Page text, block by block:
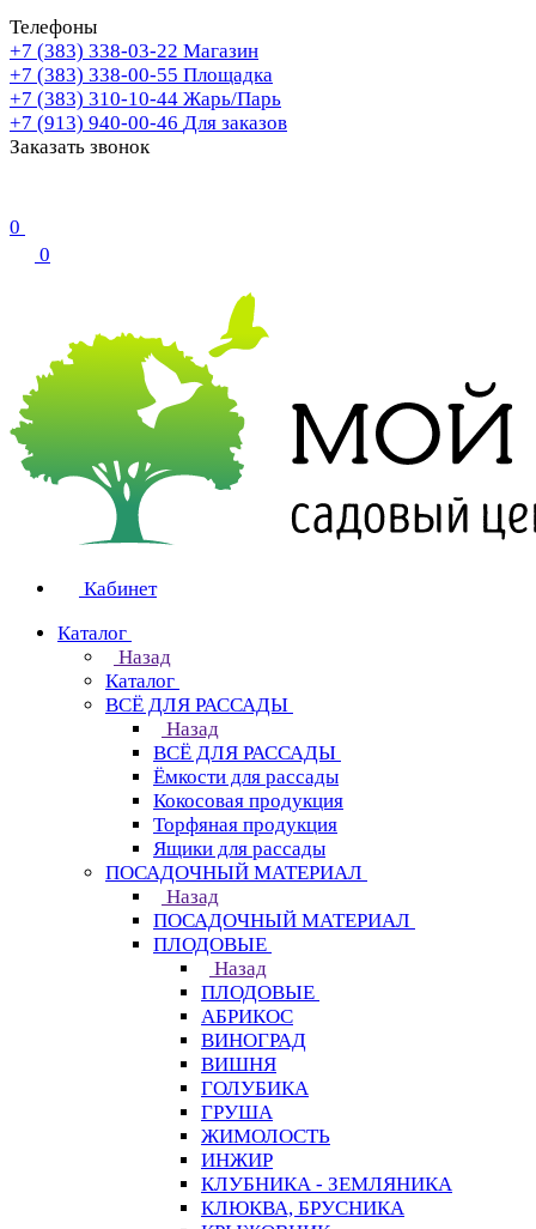
Телефоны
+7 (383) 338-03-22 Магазин
+7 (383) 338-00-55 Площадка
+7 (383) 310-10-44 Жарь/Парь
+7 (913) 940-00-46 Для заказов
Заказать звонок
0
0
Кабинет
Каталог
Назад
Каталог
ВСЁ ДЛЯ РАССАДЫ
Назад
ВСЁ ДЛЯ РАССАДЫ
Ёмкости для рассады
Кокосовая продукция
Торфяная продукция
Ящики для рассады
ПОСАДОЧНЫЙ МАТЕРИАЛ
Назад
ПОСАДОЧНЫЙ МАТЕРИАЛ
ПЛОДОВЫЕ
Назад
ПЛОДОВЫЕ
АБРИКОС
ВИНОГРАД
ВИШНЯ
ГОЛУБИКА
ГРУША
ЖИМОЛОСТЬ
ИНЖИР
КЛУБНИКА - ЗЕМЛЯНИКА
КЛЮКВА, БРУСНИКА